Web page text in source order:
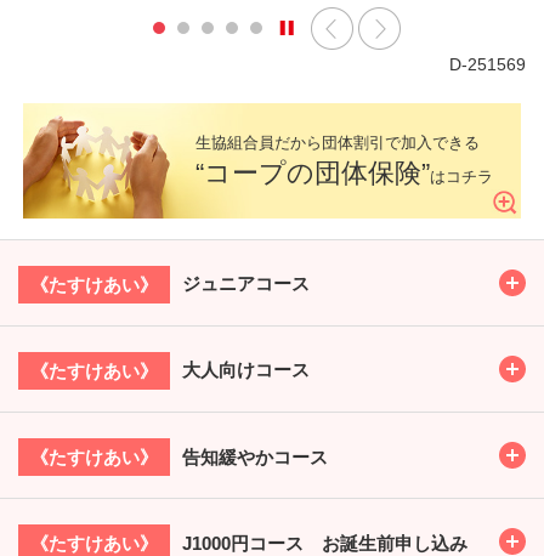
《たすけあい》 ジュニアコース
《たすけあい》 大人向けコース
《たすけあい》 告知緩やかコース
《たすけあい》 J1000円コース お誕生前申し込み
D-251569
生協組合員だから 団体割引で加入できる
“コープの団体保険”はコチラ